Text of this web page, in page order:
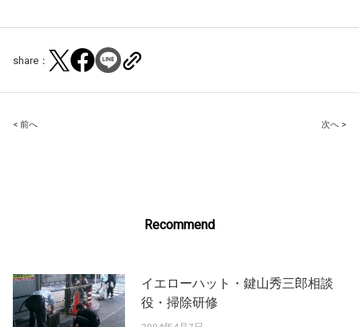
share：
Post
< 前へ 次へ >
Recommend
イエローハット・鍵山秀三郎相談
役・掃除研修